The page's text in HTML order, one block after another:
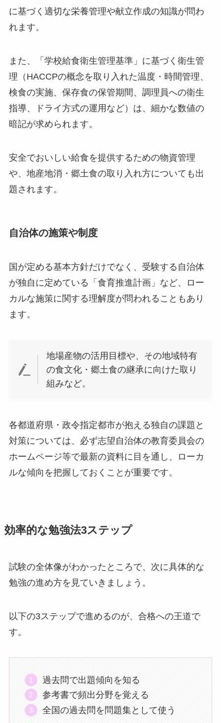
に基づく適切な栄養管理や献立作成の知識が問わ
れます。
また、「学校給食衛生管理基準」に基づく衛生管
理（HACCPの概念を取り入れた温度・時間管理、
検食の実施、保存食の保管期間、調理員への衛生
指導、ドライ方式の運用など）は、細かな数値の
暗記が求められます。
安全でおいしい給食を提供するための物資管理
や、地産地消・郷土食の取り入れ方についても出
題されます。
自治体の施策や制度
国が定める基本方針だけでなく、受験する自治体
が独自に定めている「食育推進計画」など、ロー
カルな施策に関する理解度が問われることもあり
ます。
地場産物の活用目標や、その地域特有
の食文化・郷土食の継承に向けた取り
組みなど。
各都道府県・政令指定都市が抱える独自の課題と
対策については、必ず志望自治体の教育委員会の
ホームページ等で最新の資料に目を通し、ローカ
ルな傾向を把握しておくことが重要です。
効率的な勉強法3ステップ
試験の全体像がわかったところで、次に具体的な
勉強の進め方を見ていきましょう。
以下の3ステップで進めるのが、合格への王道で
す。
過去問で出題傾向を知る
参考書で頻出分野を覚える
全国の過去問を問題集として使う